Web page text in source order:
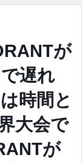
が
遅れ
時間と
大会で
が